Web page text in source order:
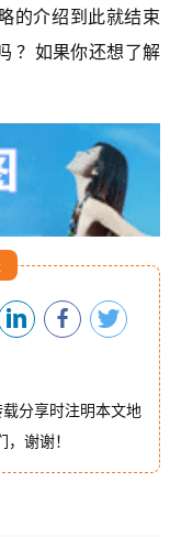
的介绍到此就结束
？如果你还想了解
分享时注明本文地
谢谢！